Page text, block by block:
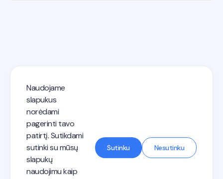
Naudojame
slapukus
norėdami
pagerinti tavo
patirtį. Sutikdami
sutinki su mūsų
slapukų
naudojimu kaip
Sutinku Nesutinku
Privatumo politika
Vairuotojo kategorijos
Mokymas vairuotiSusisiek su mumis